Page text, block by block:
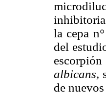
la cepa
del
escorpión
albicans,
de